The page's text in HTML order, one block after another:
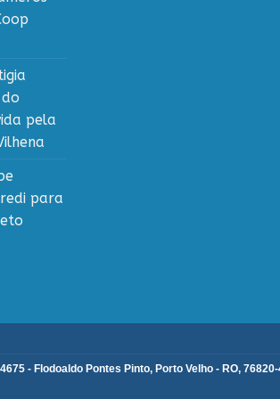
pela
para
- Flodoaldo Pontes Pinto, Porto Velho - RO,